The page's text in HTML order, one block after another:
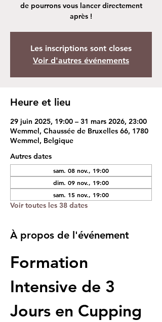
de pourrons vous lancer directement
après !
Les inscriptions sont closes
Voir d'autres événements
Heure et lieu
29 juin 2025, 19:00 – 31 mars 2026, 23:00
Wemmel, Chaussée de Bruxelles 66, 1780
Wemmel, Belgique
Autres dates
sam. 08 nov., 19:00
dim. 09 nov., 19:00
sam. 15 nov., 19:00
Voir toutes les 38 dates
À propos de l'événement
Formation
Intensive de 3
Jours en Cupping